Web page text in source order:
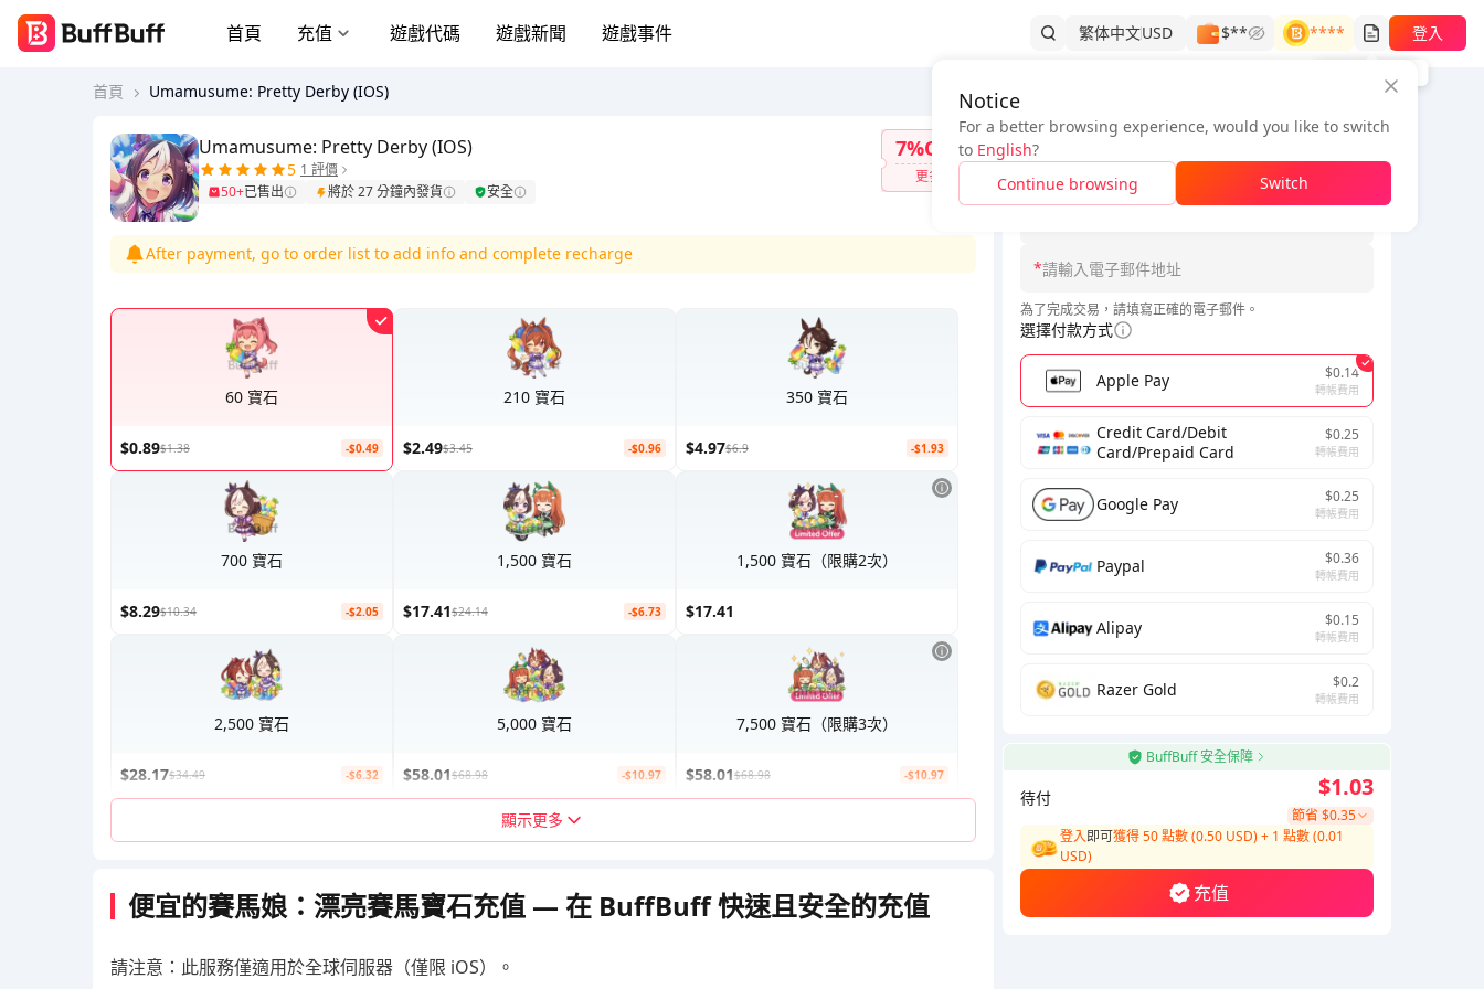
首頁 充值 遊戲代碼 遊戲新聞 遊戲事件 繁体中文USD $**
****
登入
首頁 Umamusume: Pretty Derby (IOS)
訂單資訊
*
*
為了完成交易，請填寫正確的電子郵件。
選擇付款方式
Apple Pay $0.14
轉帳費用
Credit Card/Debit
Card/Prepaid Card
$0.25
轉帳費用
Google Pay $0.25
轉帳費用
Paypal $0.36
轉帳費用
Alipay $0.15
轉帳費用
Razer Gold $0.2
轉帳費用
BuffBuff 安全保障
待付
節省$0.35
$1.03
登入即可獲得 50 點數 (0.50 USD)+ 1 點數 (0.01
USD)
充值
Umamusume: Pretty Derby (IOS)
5 1 評價
50+已售出 將於 27 分鐘內發貨 安全
7%OFF
更多
After payment, go to order list to add info and complete recharge
60 寶石
$0.89$1.38 -$0.49
210 寶石
$2.49$3.45 -$0.96
350 寶石
$4.97$6.9 -$1.93
700 寶石
$8.29$10.34 -$2.05
1,500 寶石
$17.41$24.14 -$6.73
1,500 寶石（限購2次）
$17.41
2,500 寶石
$28.17$34.49 -$6.32
5,000 寶石
$58.01$68.98 -$10.97
7,500 寶石（限購3次）
$58.01$68.98 -$10.97
顯示更多
便宜的賽馬娘：漂亮賽馬寶石充值 — 在 BuffBuff 快速且安全的充值
請注意：此服務僅適用於全球伺服器（僅限 iOS）。
Notice
For a better browsing experience, would you like to switch
to English?
Continue browsing
Switch